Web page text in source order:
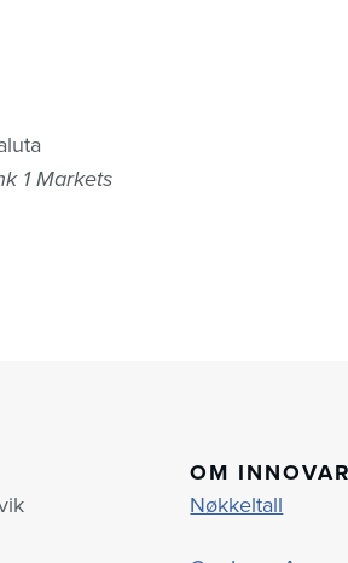
1 Markets
OM
Nøkkeltall